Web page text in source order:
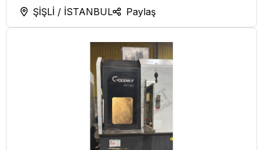
ŞİŞLİ / İSTANBUL Paylaş